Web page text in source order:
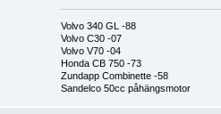
Volvo 340 GL -88
Volvo C30 -07
Volvo V70 -04
Honda CB 750 -73
Zundapp Combinette -58
Sandelco 50cc påhängsmotor